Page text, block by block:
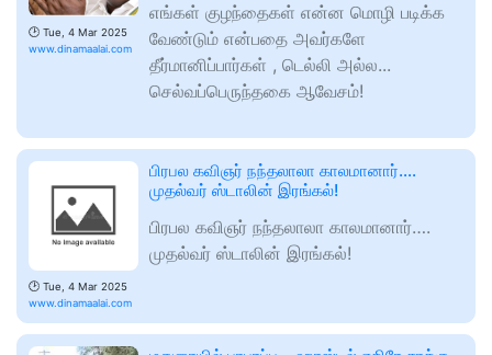
🕑 Tue, 4 Mar 2025
www.dinamaalai.com
எங்கள் குழந்தைகள் என்ன மொழி படிக்க
வேண்டும் என்பதை அவர்களே
தீர்மானிப்பார்கள் , டெல்லி அல்ல...
செல்வப்பெருந்தகை ஆவேசம்!
🕑 Tue, 4 Mar 2025
www.dinamaalai.com
பிரபல கவிஞர் நந்தலாலா காலமானார்….
முதல்வர் ஸ்டாலின் இரங்கல்!
பிரபல கவிஞர் நந்தலாலா காலமானார்….
முதல்வர் ஸ்டாலின் இரங்கல்!